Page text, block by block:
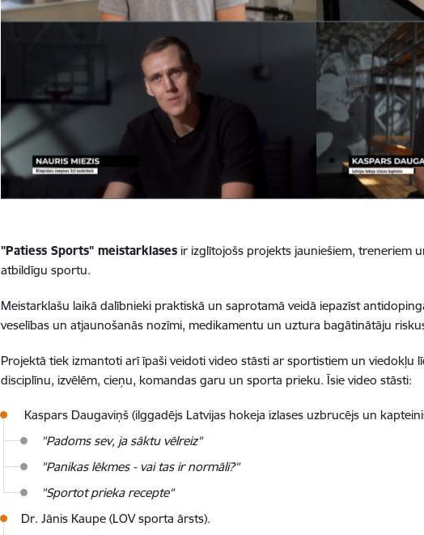
"Patiess Sports" meistarklases ir izglītojošs projekts jauniešiem, treneriem
atbildīgu sportu.
Meistarklašu laikā dalībnieki praktiskā un saprotamā veidā iepazīst
veselības un atjaunošanās nozīmi, medikamentu un uztura bagātinātāju
Projektā tiek izmantoti arī īpaši veidoti video stāsti ar sportistiem un viedokļu
disciplīnu, izvēlēm, cieņu, komandas garu un sporta prieku. Īsie video stāsti:
Kaspars Daugaviņš (ilggadējs Latvijas hokeja izlases uzbrucējs un
"Padoms sev, ja sāktu vēlreiz"
"Panikas lēkmes - vai tas ir normāli?"
"Sportot prieka recepte"
Dr. Jānis Kaupe (LOV sporta ārsts).